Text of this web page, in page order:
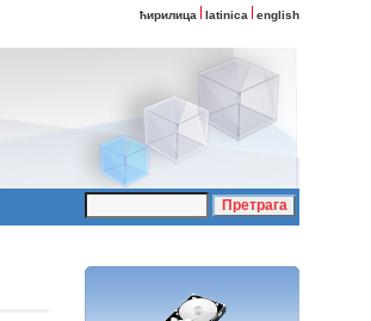
ћирилица latinica english